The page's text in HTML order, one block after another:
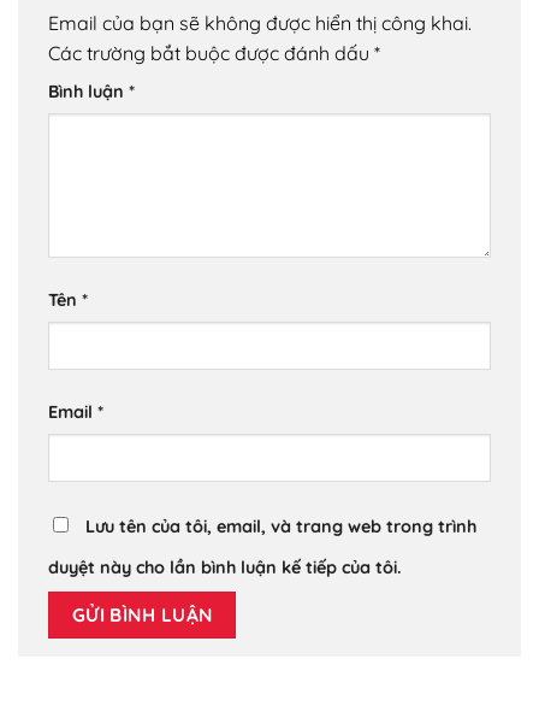
Email của bạn sẽ không được hiển thị công khai.
Các trường bắt buộc được đánh dấu *
Bình luận *
Tên *
Email *
Lưu tên của tôi, email, và trang web trong trình
duyệt này cho lần bình luận kế tiếp của tôi.